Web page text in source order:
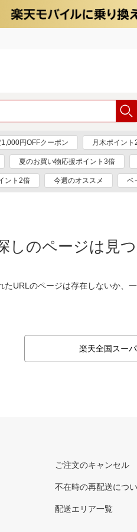
円OFFクーポン 月木ポイント
夏のお買い物応援ポイント3倍
ント2倍 今週のオススメ ベ
しのページは見
たURLのページは存在しないか、
楽天全国スー
ご注文のキャンセル
不在時の再配送につ
配送エリア一覧